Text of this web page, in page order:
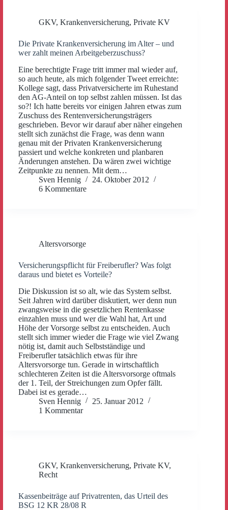
GKV, Krankenversicherung, Private KV
Die Private Krankenversicherung im Alter – und
wer zahlt meinen Arbeitgeberzuschuss?
Eine berechtigte Frage tritt immer mal wieder auf,
so auch heute, als mich folgender Tweet erreichte:
Kollege sagt, dass Privatversicherte im Ruhestand
den AG-Anteil on top selbst zahlen müssen. Ist das
so?! Ich hatte bereits vor einigen Jahren etwas zum
Zuschuss des Rentenversicherungsträgers
geschrieben. Bevor wir darauf aber näher eingehen
stellt sich zunächst die Frage, was denn wann
genau mit der Privaten Krankenversicherung
passiert und welche konkreten und planbaren
Änderungen anstehen. Da wären zwei wichtige
Zeitpunkte zu nennen. Mit dem…
Sven Hennig
24. Oktober 2012
6 Kommentare
Altersvorsorge
Versicherungspflicht für Freiberufler? Was folgt
daraus und bietet es Vorteile?
Die Diskussion ist so alt, wie das System selbst.
Seit Jahren wird darüber diskutiert, wer denn nun
zwangsweise in die gesetzlichen Rentenkasse
einzahlen muss und wer die Wahl hat, Art und
Höhe der Vorsorge selbst zu entscheiden. Auch
stellt sich immer wieder die Frage wie viel Zwang
nötig ist, damit auch Selbstständige und
Freiberufler tatsächlich etwas für ihre
Altersvorsorge tun. Gerade in wirtschaftlich
schlechteren Zeiten ist die Altersvorsorge oftmals
der 1. Teil, der Streichungen zum Opfer fällt.
Dabei ist es gerade…
Sven Hennig
25. Januar 2012
1 Kommentar
GKV, Krankenversicherung, Private KV,
Recht
Kassenbeiträge auf Privatrenten, das Urteil des
BSG 12 KR 28/08 R